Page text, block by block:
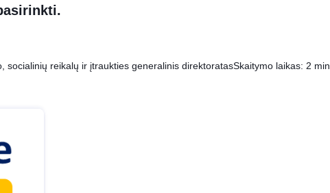
socialinių reikalų ir įtraukties generalinis direktoratasSkaitymo laikas: 2 min